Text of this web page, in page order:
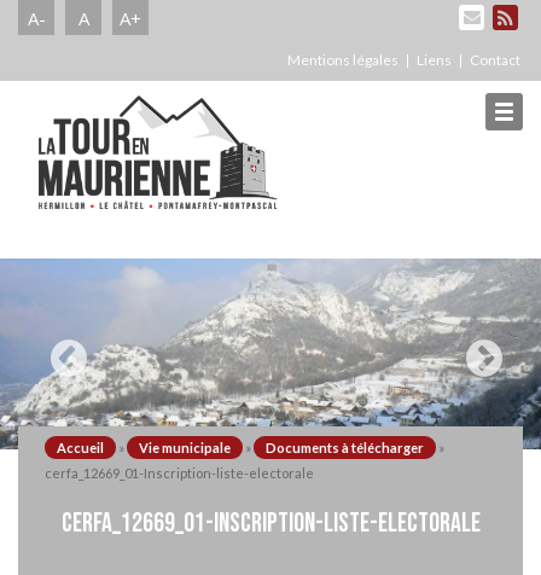
A- A A+
Mentions légales Liens Contact
Accueil » Vie municipale » Documents à télécharger
»
cerfa_12669_01-Inscription-liste-electorale
CERFA_12669_01-INSCRIPTION-LISTE-ELECTORALE